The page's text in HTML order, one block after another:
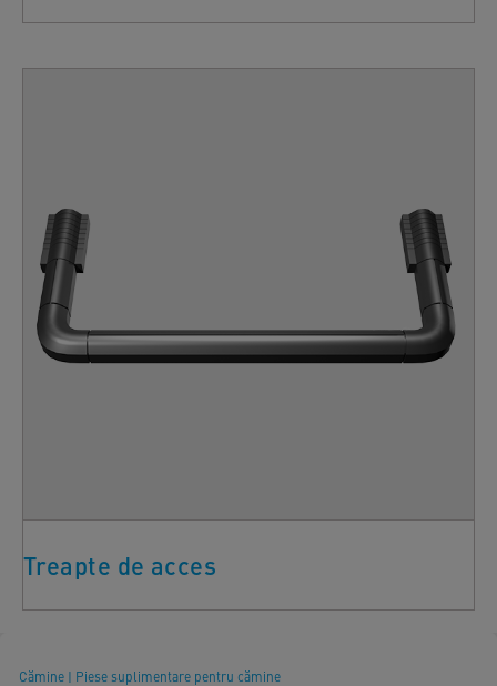
Treapte de acces
Cămine | Piese suplimentare pentru cămine